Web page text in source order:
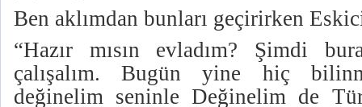
Ben aklımdan bunları geçirirken
“Hazır mısın evladım? Şimdi
çalışalım. Bugün yine hiç
değinelim seninle Değinelim de